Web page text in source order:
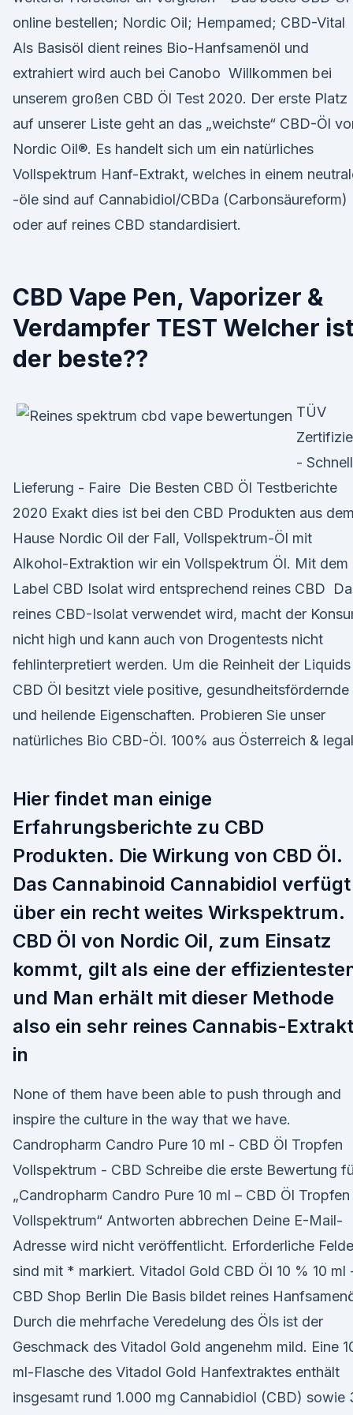
online bestellen; Nordic Oil; Hempamed; CBD-Vital
Als Basisöl dient reines Bio-Hanfsamenöl und
extrahiert wird auch bei Canobo Willkommen bei
unserem großen CBD Öl Test 2020. Der erste Platz
auf unserer Liste geht an das „weichste“ CBD-Öl
Nordic Oil®. Es handelt sich um ein natürliches
Vollspektrum Hanf-Extrakt, welches in einem
-öle sind auf Cannabidiol/CBDa (Carbonsäureform)
oder auf reines CBD standardisiert.
CBD Vape Pen, Vaporizer &
Verdampfer TEST Welcher ist
der beste??
TÜV
-
Lieferung - Faire Die Besten CBD Öl Testberichte
2020 Exakt dies ist bei den CBD Produkten aus dem
Hause Nordic Oil der Fall, Vollspektrum-Öl mit
Alkohol-Extraktion wir ein Vollspektrum Öl. Mit dem
Label CBD Isolat wird entsprechend reines CBD Da
reines CBD-Isolat verwendet wird, macht der
nicht high und kann auch von Drogentests nicht
fehlinterpretiert werden. Um die Reinheit der Liquids
CBD Öl besitzt viele positive, gesundheitsfördernde
und heilende Eigenschaften. Probieren Sie unser
natürliches Bio CBD-Öl. 100% aus Österreich &
Hier findet man einige
Erfahrungsberichte zu CBD
Produkten. Die Wirkung von CBD Öl.
Das Cannabinoid Cannabidiol verfügt
über ein recht weites Wirkspektrum.
CBD Öl von Nordic Oil, zum Einsatz
kommt, gilt als eine der
und Man erhält mit dieser Methode
also ein sehr reines Cannabis-Extrakt
in
None of them have been able to push through and
inspire the culture in the way that we have.
Candropharm Candro Pure 10 ml - CBD Öl Tropfen
Vollspektrum - CBD Schreibe die erste Bewertung
„Candropharm Candro Pure 10 ml – CBD Öl Tropfen
Vollspektrum“ Antworten abbrechen Deine E-Mail-
Adresse wird nicht veröffentlicht. Erforderliche
sind mit * markiert. Vitadol Gold CBD Öl 10 % 10 ml
CBD Shop Berlin Die Basis bildet reines
Durch die mehrfache Veredelung des Öls ist der
Geschmack des Vitadol Gold angenehm mild. Eine
ml-Flasche des Vitadol Gold Hanfextraktes enthält
insgesamt rund 1.000 mg Cannabidiol (CBD) sowie